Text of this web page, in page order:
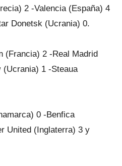
2 -Valencia (España) 4
Donetsk (Ucrania) 0.
(Francia) 2 -Real Madrid
(Ucrania) 1 -Steaua
0 -Benfica
United (Inglaterra) 3 y